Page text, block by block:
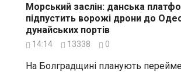
Морський заслін: данська
підпустить ворожі дрони до
дунайських портів
14:14 13338 0
На Болградщині планують